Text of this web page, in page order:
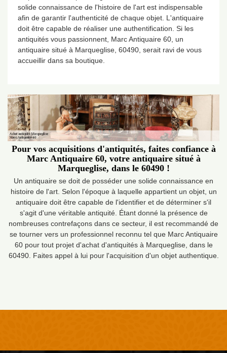
solide connaissance de l'histoire de l'art est indispensable
afin de garantir l'authenticité de chaque objet. L'antiquaire
doit être capable de réaliser une authentification. Si les
antiquités vous passionnent, Marc Antiquaire 60, un
antiquaire situé à Marqueglise, 60490, serait ravi de vous
accueillir dans sa boutique.
Pour vos acquisitions d'antiquités, faites confiance à
Marc Antiquaire 60, votre antiquaire situé à
Marqueglise, dans le 60490 !
Un antiquaire se doit de posséder une solide connaissance en
histoire de l'art. Selon l'époque à laquelle appartient un objet, un
antiquaire doit être capable de l'identifier et de déterminer s'il
s'agit d'une véritable antiquité. Étant donné la présence de
nombreuses contrefaçons dans ce secteur, il est recommandé de
se tourner vers un professionnel reconnu tel que Marc Antiquaire
60 pour tout projet d'achat d'antiquités à Marqueglise, dans le
60490. Faites appel à lui pour l'acquisition d'un objet authentique.